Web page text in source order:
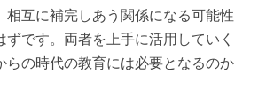
相互に補完しあう関係になる可能性
ずです。両者を上手に活用していく
らの時代の教育には必要となるのか